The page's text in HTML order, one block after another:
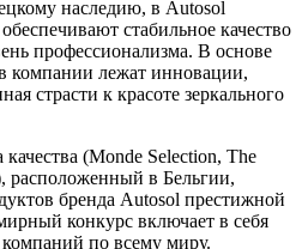
наследию, в Autosol
стабильное качество
профессионализма. В основе
компании лежат инновации,
страсти к красоте зеркального
(Monde Selection, The
расположенный в Бельгии,
бренда Autosol престижной
конкурс включает в себя
по всему миру.